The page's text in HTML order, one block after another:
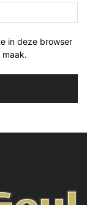
in deze browser